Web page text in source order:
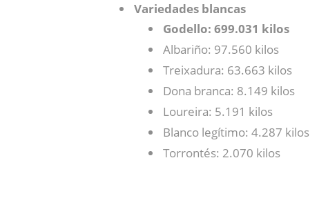
Variedades blancas
Godello: 699.031 kilos
Albariño: 97.560 kilos
Treixadura: 63.663 kilos
Dona branca: 8.149 kilos
Loureira: 5.191 kilos
Blanco legítimo: 4.287 kilos
Torrontés: 2.070 kilos